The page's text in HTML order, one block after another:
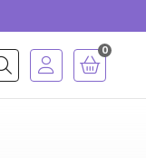
Buscar
0